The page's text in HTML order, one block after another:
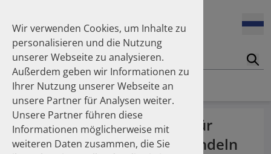
Homepage Publikationen
Feldt Sandra
Fischer Laura
Franzmann Alexandra
Freudewald Leonard G.
Friedland Kristina
Friis Robert
Ganso Matthias
Goebel Ralf
Götzinger Felix
den Hausmüll?
17.04.2026
Das Potenzial des DAPI zur Unterstützung der
Apothekerkammern – Was ist das DAPI?
07.04.2026
Trends in use of antipsychotics in Germany 2014–2024: a
nationwide population-based study
70 Jahre DAPI - Aufgaben für
Arzneiprüfungsinstitut wandeln
Wir verwenden Cookies, um Inhalte zu
personalisieren und die Nutzung
unserer Webseite zu analysieren.
Außerdem geben wir Informationen zu
Ihrer Nutzung unserer Webseite an
unsere Partner für Analysen weiter.
Unsere Partner führen diese
Informationen möglicherweise mit
weiteren Daten zusammen, die Sie